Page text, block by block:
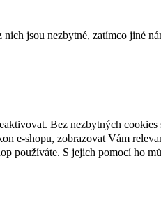
jsou nezbytné, zatímco jiné
Bez nezbytných
e-shopu, zobrazovat Vám
používáte. S jejich pomocí ho